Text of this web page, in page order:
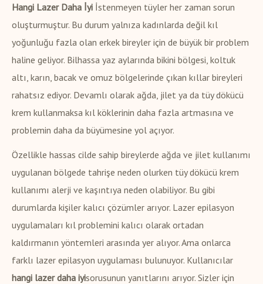
Hangi Lazer Daha İyi İstenmeyen tüyler her zaman sorun
oluşturmuştur. Bu durum yalnıza kadınlarda değil kıl
yoğunluğu fazla olan erkek bireyler için de büyük bir problem
haline geliyor. Bilhassa yaz aylarında bikini bölgesi, koltuk
altı, karın, bacak ve omuz bölgelerinde çıkan kıllar bireyleri
rahatsız ediyor. Devamlı olarak ağda, jilet ya da tüy dökücü
krem kullanmaksa kıl köklerinin daha fazla artmasına ve
problemin daha da büyümesine yol açıyor.
Özellikle hassas cilde sahip bireylerde ağda ve jilet kullanımı
uygulanan bölgede tahrişe neden olurken tüy dökücü krem
kullanımı alerji ve kaşıntıya neden olabiliyor. Bu gibi
durumlarda kişiler kalıcı çözümler arıyor. Lazer epilasyon
uygulamaları kıl problemini kalıcı olarak ortadan
kaldırmanın yöntemleri arasında yer alıyor. Ama onlarca
farklı lazer epilasyon uygulaması bulunuyor. Kullanıcılar
hangi lazer daha iyisorusunun yanıtlarını arıyor. Sizler için